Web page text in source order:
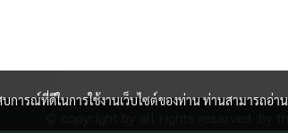
ารณ์ที่ดีในการใช้งานเว็บไซต์ของท่าน ท่านสามารถอ่า